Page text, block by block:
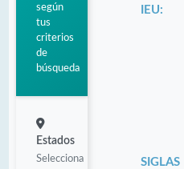
según
tus
criterios
de
búsqueda
Estados
Selecciona
IEU:
SIGLAS